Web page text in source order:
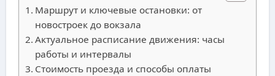
Маршрут и ключевые остановки: от
новостроек до вокзала
Актуальное расписание движения: часы
работы и интервалы
Стоимость проезда и способы оплаты